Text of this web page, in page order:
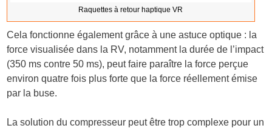
Raquettes à retour haptique VR
Cela fonctionne également grâce à une astuce optique : la
force visualisée dans la RV, notamment la durée de l’impact
(350 ms contre 50 ms), peut faire paraître la force perçue
environ quatre fois plus forte que la force réellement émise
par la buse.
La solution du compresseur peut être trop complexe pour un